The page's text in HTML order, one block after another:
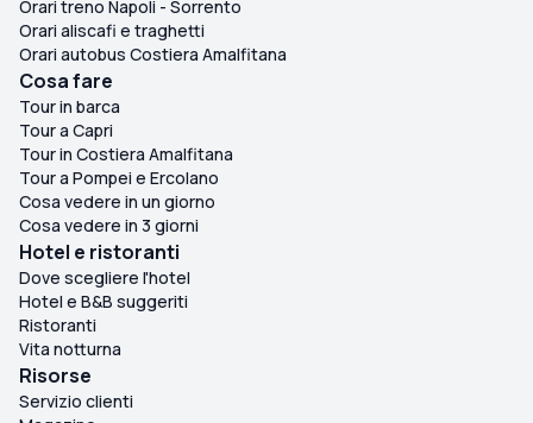
Orari treno Napoli - Sorrento
Orari aliscafi e traghetti
Orari autobus Costiera Amalfitana
Cosa fare
Tour in barca
Tour a Capri
Tour in Costiera Amalfitana
Tour a Pompei e Ercolano
Cosa vedere in un giorno
Cosa vedere in 3 giorni
Hotel e ristoranti
Dove scegliere l'hotel
Hotel e B&B suggeriti
Ristoranti
Vita notturna
Risorse
Servizio clienti